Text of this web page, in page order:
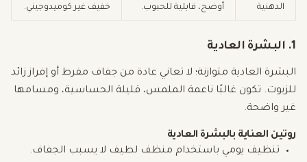
الدهنية
أوضح، قابلية للحبوب.
خفيف غير كوميدوجيني.
1. البشرة العادية
البشرة العادية متوازنة؛ لا تعاني عادة من جفاف مفرط أو إفراز زائد
للزيوت. تكون غالبًا ناعمة الملمس، قليلة الحساسية، ومسامها
غير واضحة.
روتين العناية بالبشرة العادية
تنظيف يومي باستخدام منظف لطيف لا يسبب الجفاف.